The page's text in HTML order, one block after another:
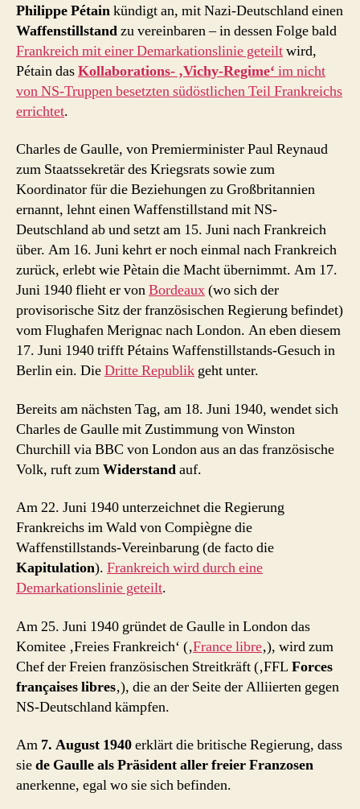
Philippe Pétainkündigt an, mit Nazi-Deutschland einen
Waffenstillstandzu vereinbaren – in dessen Folge bald
Frankreich mit einer Demarkationslinie geteiltwird,
Pétain dasKollaborations- ‚Vichy-Regime‘ im nicht
von NS-Truppen besetzten südöstlichen Teil Frankreichs
errichtet.
Charles de Gaulle, von Premierminister Paul Reynaud
zum Staatssekretär des Kriegsrats sowie zum
Koordinator für die Beziehungen zu Großbritannien
ernannt, lehnt einen Waffenstillstand mit NS-
Deutschland ab und setzt am 15. Juni nach Frankreich
über. Am 16. Juni kehrt er noch einmal nach Frankreich
zurück, erlebt wie Pètain die Macht übernimmt. Am 17.
Juni 1940 flieht er vonBordeaux(wo sich der
provisorische Sitz der französischen Regierung befindet)
vom Flughafen Merignac nach London. An eben diesem
17. Juni 1940 trifft Pétains Waffenstillstands-Gesuch in
Berlin ein. DieDritte Republik geht unter.
Bereits am nächsten Tag, am 18. Juni 1940, wendet sich
Charles de Gaulle mit Zustimmung von Winston
Churchill via BBC von London aus an das französische
Volk, ruft zumWiderstandauf.
Am 22. Juni 1940 unterzeichnet die Regierung
Frankreichs im Wald von Compiègne die
Waffenstillstands-Vereinbarung (de facto die
Kapitulation). Frankreich wird durch eine
Demarkationslinie geteilt.
Am 25. Juni 1940 gründet de Gaulle in London das
Komitee ‚Freies Frankreich‘ (‚France libre‚), wird zum
Chef der Freien französischen Streitkräft (‚FFL Forces
françaises libres‚), die an der Seite der Alliierten gegen
NS-Deutschland kämpfen.
Am 7. August 1940erklärt die britische Regierung, dass
siede Gaulle als Präsident aller freier Franzosen
anerkenne, egal wo sie sich befinden.